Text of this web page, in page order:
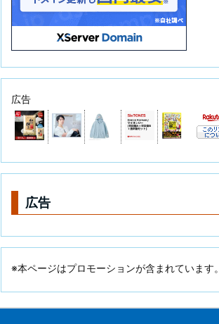
広告
広告
※本ページはプロモーションが含まれています。